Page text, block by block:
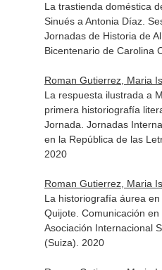
La trastienda doméstica
Sinués a Antonia Díaz.
Jornadas de Historia de
Bicentenario de Carolina
Roman Gutierrez, Maria
La respuesta ilustrada a
primera historiografía
Jornada. Jornadas
en la República de las
2020
Roman Gutierrez, Maria
La historiografía áurea
Quijote. Comunicación
Asociación Internacional
(Suiza). 2020